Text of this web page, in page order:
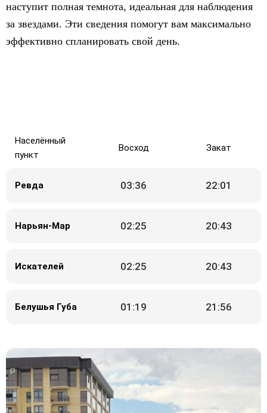
наступит полная темнота, идеальная для наблюдения
за звездами. Эти сведения помогут вам максимально
эффективно спланировать свой день.
Населённый
пункт
Восход Закат
Ревда 03:36 22:01
Нарьян-Мар 02:25 20:43
Искателей 02:25 20:43
Белушья Губа 01:19 21:56